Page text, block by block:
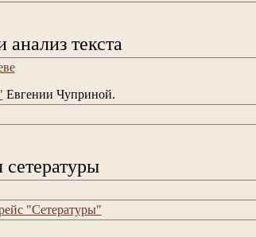
анализ текста
Евгении Чуприной.
сетературы
"Сетературы"